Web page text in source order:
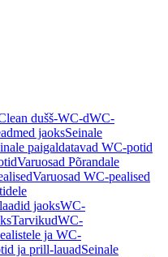
dušš-WC-dWC-
jaoksSeinale
paigaldatavad WC-potid
Varuosad Põrandale
Varuosad WC-pealised
jaoksWC-
TarvikudWC-
ja WC-
ja prill-lauadSeinale